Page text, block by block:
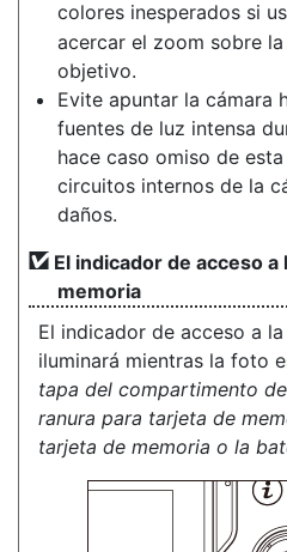
colores inesperados si
acercar el zoom sobre
objetivo.
Evite apuntar la cámara
fuentes de luz intensa
hace caso omiso de
circuitos internos de la
daños.
El indicador de acceso a
memoria
El indicador de acceso a
iluminará mientras la foto
tapa del compartimento
ranura para tarjeta de
tarjeta de memoria o la